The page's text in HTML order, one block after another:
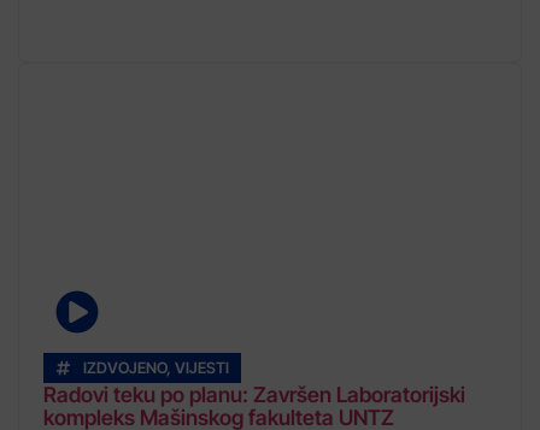
IZDVOJENO, VIJESTI
Radovi teku po planu: Završen Laboratorijski
kompleks Mašinskog fakulteta UNTZ